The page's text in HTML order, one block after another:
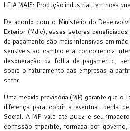
LEIA MAIS: Produção industrial tem nova
De acordo com o Ministério do
Exterior (Mdic), esses setores
de pagamento são mais intensivos em
sensíveis ao câmbio e à concorrência
desoneração da folha de pagamento,
sobre o faturamento das empresas a
setor.
Uma medida provisória (MP) garante que o
diferença para cobrir a eventual perda
Social. A MP vale até 2012 e seu
comissão tripartite, formada por